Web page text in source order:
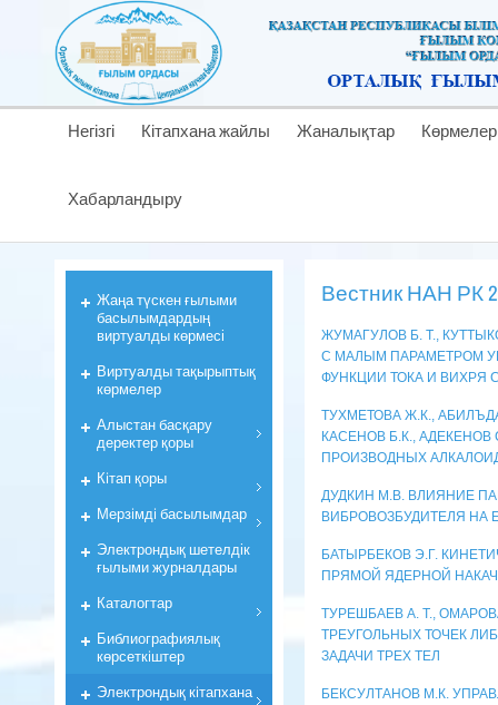
Негізгі Кітапхана жайлы Жаналықтар Көрмелер
Хабарландыру
Вестник НАН РК
ЖУМАГУЛОВ Б. Т.,
С МАЛЫМ ПАРАМЕТРОМ
ФУНКЦИИ ТОКА И ВИХРЯ
ТУХМЕТОВА Ж.К.,
КАСЕНОВ Б.К.,
ПРОИЗВОДНЫХ
ДУДКИН М.В. ВЛИЯНИЕ
ВИБРОВОЗБУДИТЕЛЯ
БАТЫРБЕКОВ Э.Г.
ПРЯМОЙ ЯДЕРНОЙ
ТУРЕШБАЕВ А. Т.,
ТРЕУГОЛЬНЫХ ТОЧЕК
ЗАДАЧИ ТРЕХ ТЕЛ
БЕКСУЛТАНОВ М.К.
Жаңа түскен ғылыми
басылымдардың
виртуалды көрмесі
Виртуалды тақырыптық
көрмелер
Алыстан басқару
деректер қоры
Кiтап қоры
Мерзiмдi басылымдар
Электрондық шетелдік
ғылыми журналдары
Каталогтар
Библиографиялық
көрсеткiштер
Электрондық кiтапхана